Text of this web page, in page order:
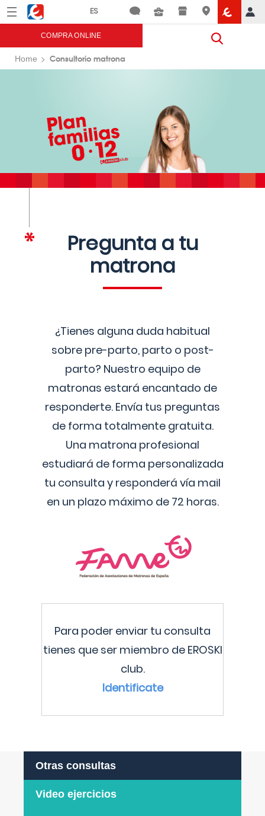
Menú Eroski
COMPRA ONLINE
Home Consultorio matrona
Pregunta a tu
matrona
¿Tienes alguna duda habitual
sobre pre-parto, parto o post-
parto? Nuestro equipo de
matronas estará encantado de
responderte. Envía tus preguntas
de forma totalmente gratuita.
Una matrona profesional
estudiará de forma personalizada
tu consulta y responderá vía mail
en un plazo máximo de 72 horas.
Para poder enviar tu consulta
tienes que ser miembro de EROSKI
club.
Identificate
Otras consultas
Video ejercicios